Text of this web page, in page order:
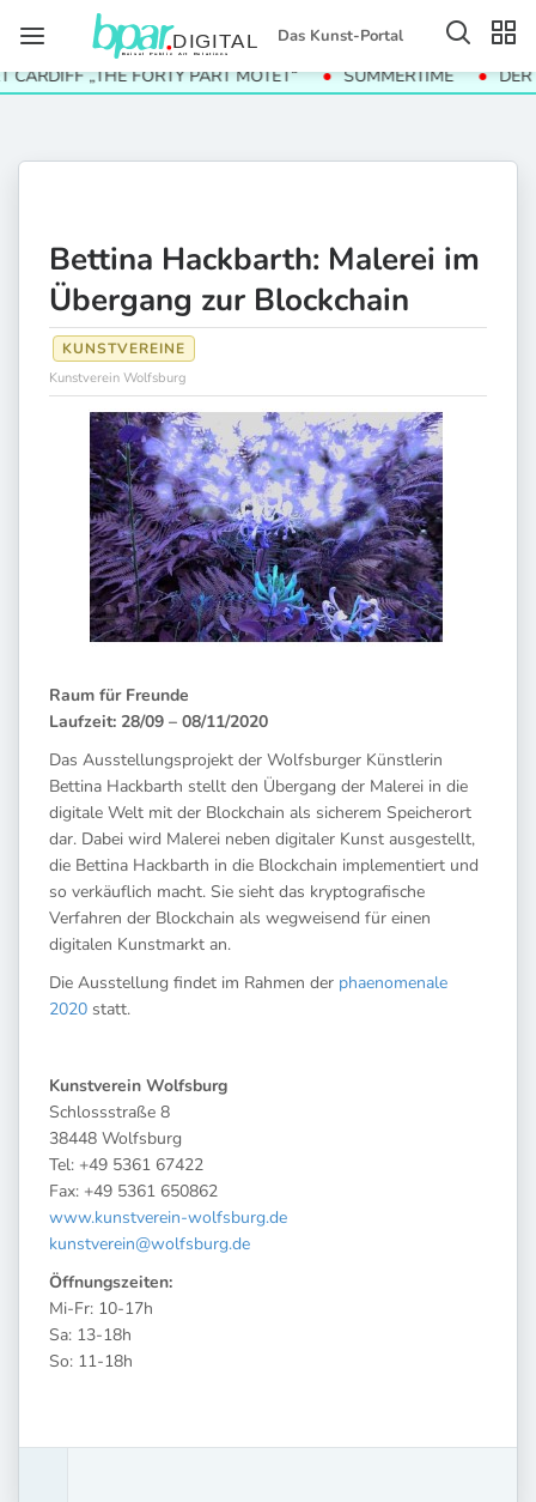
Das Kunst-Portal
„THE FORTY PART MOTET“ SUMMERTIME DER
Bettina Hackbarth: Malerei im
Übergang zur Blockchain
KUNSTVEREINE
Kunstverein Wolfsburg
Raum für Freunde
Laufzeit: 28/09 – 08/11/2020
Das Ausstellungsprojekt der Wolfsburger Künstlerin
Bettina Hackbarth stellt den Übergang der Malerei in die
digitale Welt mit der Blockchain als sicherem Speicherort
dar. Dabei wird Malerei neben digitaler Kunst ausgestellt,
die Bettina Hackbarth in die Blockchain implementiert und
so verkäuflich macht. Sie sieht das kryptografische
Verfahren der Blockchain als wegweisend für einen
digitalen Kunstmarkt an.
Die Ausstellung findet im Rahmen der phaenomenale
2020 statt.
Kunstverein Wolfsburg
Schlossstraße 8
38448 Wolfsburg
Tel: +49 5361 67422
Fax: +49 5361 650862
www.kunstverein-wolfsburg.de
kunstverein@wolfsburg.de
Öffnungszeiten:
Mi-Fr: 10-17h
Sa: 13-18h
So: 11-18h